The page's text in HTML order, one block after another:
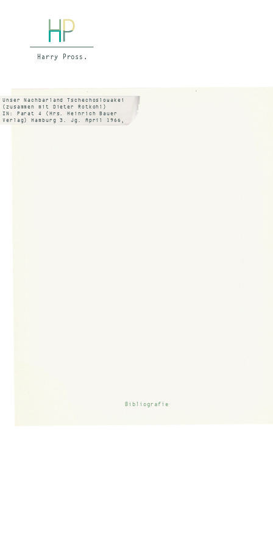
Unser Nachbarland Tschechoslowakei
(zusammen mit Dieter Rotkohl)
IN: Parat 4 (Hrs. Heinrich Bauer
Verlag) Hamburg 3. Jg. April 1966,
Bibliografie